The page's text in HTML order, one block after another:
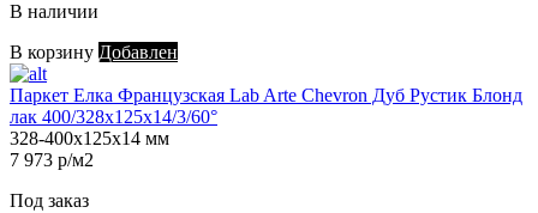
В наличии
В корзину Добавлен
Паркет Елка Французская Lab Arte Chevron Дуб Рустик Блонд
лак 400/328х125х14/3/60°
328-400х125х14 мм
7 973 р/м2
Под заказ